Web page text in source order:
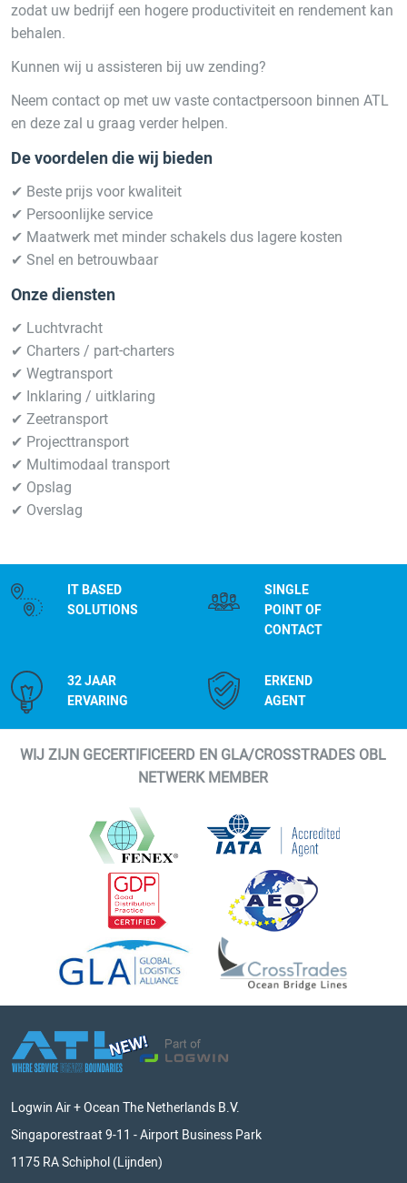
zodat uw bedrijf een hogere productiviteit en rendement kan
behalen.
Kunnen wij u assisteren bij uw zending?
Neem contact op met uw vaste contactpersoon binnen ATL
en deze zal u graag verder helpen.
De voordelen die wij bieden
✔ Beste prijs voor kwaliteit
✔ Persoonlijke service
✔ Maatwerk met minder schakels dus lagere kosten
✔ Snel en betrouwbaar
Onze diensten
✔ Luchtvracht
✔ Charters / part-charters
✔ Wegtransport
✔ Inklaring / uitklaring
✔ Zeetransport
✔ Projecttransport
✔ Multimodaal transport
✔ Opslag
✔ Overslag
IT BASED
SOLUTIONS
SINGLE
POINT OF
CONTACT
32 JAAR
ERVARING
ERKEND
AGENT
WIJ ZIJN GECERTIFICEERD EN GLA/CROSSTRADES OBL
NETWERK MEMBER
Logwin Air + Ocean The Netherlands B.V.
Singaporestraat 9-11 - Airport Business Park
1175 RA Schiphol (Lijnden)